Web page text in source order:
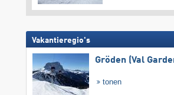
Vakantieregio's
Gröden (Val
tonen